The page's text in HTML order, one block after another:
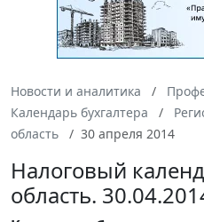
Новости и аналитика
Календарь бухгалтера
область
30 апреля 2014
Налоговый
область.